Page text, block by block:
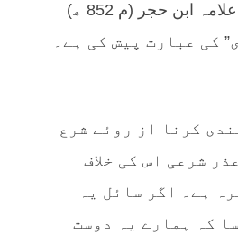
محترم دوست نے علامہ ابن حجر (م 852 ھ)
کی عبارت پیش کی ہے۔
کرنا از روئے شرع
شرعی اس کی خلاف
ہے۔ اگر سائل یہ
کہ ہمارے یہ دوست